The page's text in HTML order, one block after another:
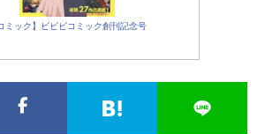
ミック】ビビビコミック創刊記念号